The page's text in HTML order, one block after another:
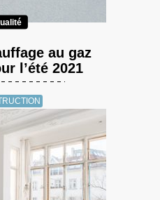
au gaz
l’été 2021